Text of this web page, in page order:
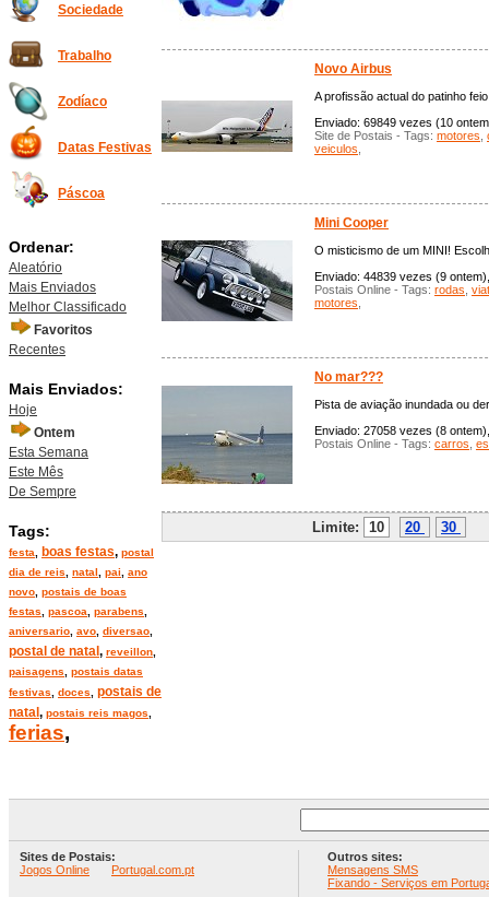
Sociedade
Trabalho
Zodíaco
Datas Festivas
Páscoa
Ordenar:
Aleatório
Mais Enviados
Melhor Classificado
Favoritos
Recentes
Mais Enviados:
Hoje
Ontem
Esta Semana
Este Mês
De Sempre
Tags:
festa boas festas, postal
dia de reis
natal pai
ano
novo postais de boas
festas
pascoa parabens
aniversario avo diversao
postal de natal , reveillon
paisagens
postais datas
festivas
doces
postais de
natal , postais reis magos
ferias,
Novo Airbus
A profissão actual do patinho
Enviado: 69849 vezes (10
Site de Postais - Tags: motores
veiculos
Mini Cooper
O misticismo de um MINI!
Enviado: 44839 vezes (9
Postais Online - Tags: rodas
motores
No mar???
Pista de aviação inundada ou
Enviado: 27058 vezes (8
Postais Online - Tags: carros
Limite: 10 20 30
Sites de Postais:
Jogos Online
Portugal.com.pt
Outros sites:
Mensagens SMS
Fixando - Serviços em